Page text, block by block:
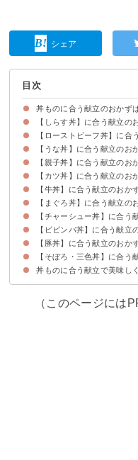
シェア
目次
丼ものに合う献立のおかず
【しらす丼】に合う献立の
副菜：小松菜と油揚げの和
汁物・スープ：あさりの味
【ローストビーフ丼】に合
副菜：レタスとトマトのデ
汁物・スープ：野菜のコン
【うな丼】に合う献立のお
副菜：きゅうりとカニカマ
汁物・スープ：手まり麩の
【親子丼】に合う献立のお
副菜：ちくわとピーマンの
汁物・スープ：油揚げと野
【カツ丼】に合う献立のお
副菜：ポテトサラダ
汁物・スープ：食物繊維が
【牛丼】に合う献立のおか
副菜：白菜のさっぱりサラ
汁物・スープ：かきたま汁
【まぐろ丼】に合う献立の
副菜：夕食時のつまみにも
汁物・スープ：魚の旨味が
【チャーシュー丼】に合う
副菜：サニーレタスのチョ
汁物・スープ：チンゲン菜
【ビビンバ丼】に合う献立
副菜：海老と小松菜の塩炒
汁物・スープ：わかめと卵
【豚丼】に合う献立のおか
副菜：ごぼうとにんじんの
汁物・副菜：さつまいもと
【そぼろ・三色丼】に合う
副菜：大根とハムの和風サ
汁物・スープ：具沢山な豚
丼ものに合う献立で美味し
（このページには